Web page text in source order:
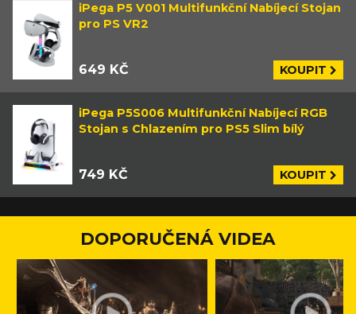
iPega P5 V001 Multifunkční Nabíjecí Stojan
pro PS VR2
649 KČ KOUPIT
iPega P5S006 Multifunkční Nabíjecí RGB
Stojan s Chlazením pro PS5 Slim bílý
749 KČ KOUPIT
DOPORUČENÁ VIDEA